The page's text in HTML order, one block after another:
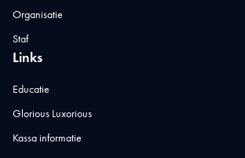
Organisatie
Staf
Links
Educatie
Glorious Luxorious
Kassa informatie